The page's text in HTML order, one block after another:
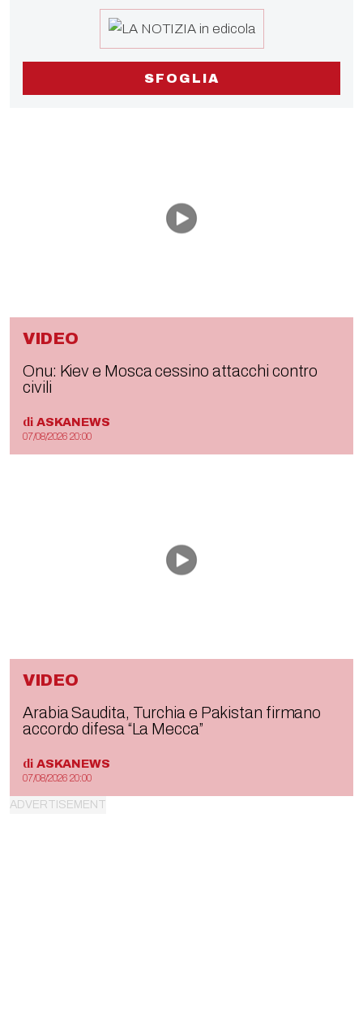
SFOGLIA
VIDEO
Onu: Kiev e Mosca cessino attacchi contro
civili
di ASKANEWS
07/08/2026 20:00
VIDEO
Arabia Saudita, Turchia e Pakistan firmano
accordo difesa “La Mecca”
di ASKANEWS
07/08/2026 20:00